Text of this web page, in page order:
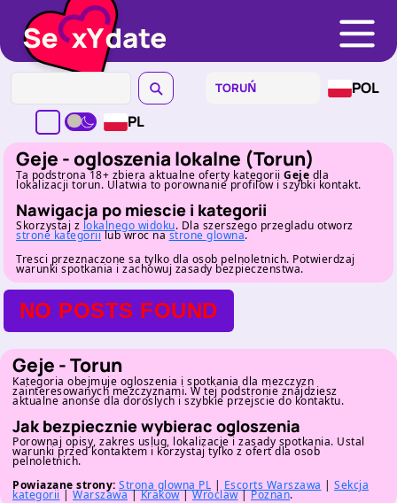
POL
PL
Geje - ogloszenia lokalne (Torun)
Ta podstrona 18+ zbiera aktualne oferty kategorii Geje dla
lokalizacji torun. Ulatwia to porownanie profilow i szybki kontakt.
Nawigacja po miescie i kategorii
Skorzystaj z lokalnego widoku. Dla szerszego przegladu otworz
strone kategoriilub wroc nastrone glowna.
Tresci przeznaczone sa tylko dla osob pelnoletnich. Potwierdzaj
warunki spotkania i zachowuj zasady bezpieczenstwa.
NO POSTS FOUND
Geje - Torun
Kategoria obejmuje ogloszenia i spotkania dla mezczyzn
zainteresowanych mezczyznami. W tej podstronie znajdziesz
aktualne anonse dla doroslych i szybkie przejscie do kontaktu.
Jak bezpiecznie wybierac ogloszenia
Porownaj opisy, zakres uslug, lokalizacje i zasady spotkania. Ustal
warunki przed kontaktem i korzystaj tylko z ofert dla osob
pelnoletnich.
Powiazane strony: Strona glowna PL | Escorts Warszawa | Sekcja
kategorii | Warszawa|Krakow|Wroclaw|Poznan.